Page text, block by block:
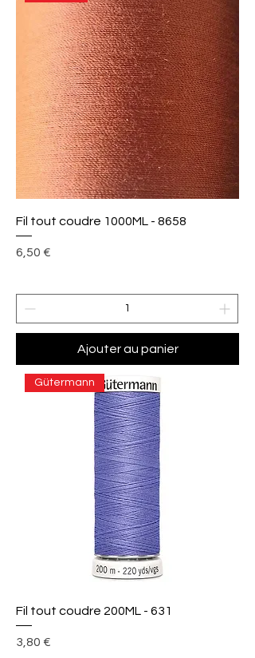
Fil tout coudre 1000ML - 8658
Prix
6,50 €
Ajouter au panier
Gütermann
Fil tout coudre 200ML - 631
Prix
3,80 €